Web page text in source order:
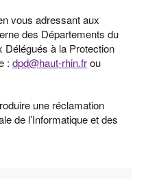
vous adressant aux
des Départements du
Délégués à la Protection
: dpd@haut-rhin.frou
une réclamation
de l’Informatique et des